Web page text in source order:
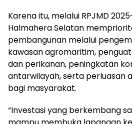
Karena itu, melalui RPJMD
Halmahera Selatan
pembangunan melalui
kawasan agromaritim,
dan perikanan, peningkatan
antarwilayah, serta perluasan
bagi masyarakat.
“Investasi yang berkembang